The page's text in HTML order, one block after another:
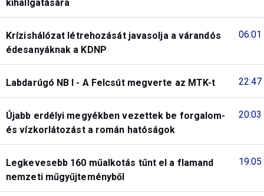
kihallgatására
06:01
Krízishálózat létrehozását javasolja a várandós
édesanyáknak a KDNP
22:47
Labdarúgó NB I - A Felcsút megverte az MTK-t
20:03
Újabb erdélyi megyékben vezettek be forgalom-
és vízkorlátozást a román hatóságok
19:05
Legkevesebb 160 műalkotás tűnt el a flamand
nemzeti műgyűjteményből